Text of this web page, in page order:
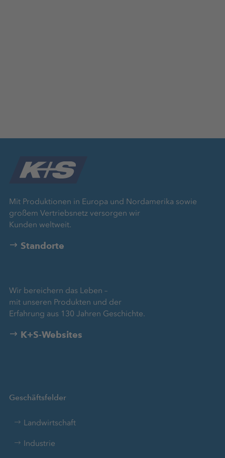
Mit Produktionen in Europa und Nordamerika sowie
großem Vertriebsnetz versorgen wir
Kunden weltweit.
Standorte
Wir bereichern das Leben –
mit unseren Produkten und der
Erfahrung aus 130 Jahren Geschichte.
K+S-Websites
Geschäftsfelder
Landwirtschaft
Industrie